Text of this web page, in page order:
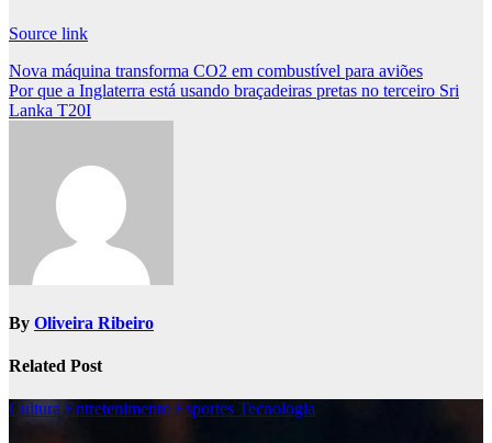
Source link
Post
navigation
⁨Nova máquina transforma CO2 em combustível para aviões⁩
Por que a Inglaterra está usando braçadeiras pretas no terceiro Sri
Lanka T20I
By Oliveira Ribeiro
Related Post
Cultura Entretenimento Esportes Tecnologia